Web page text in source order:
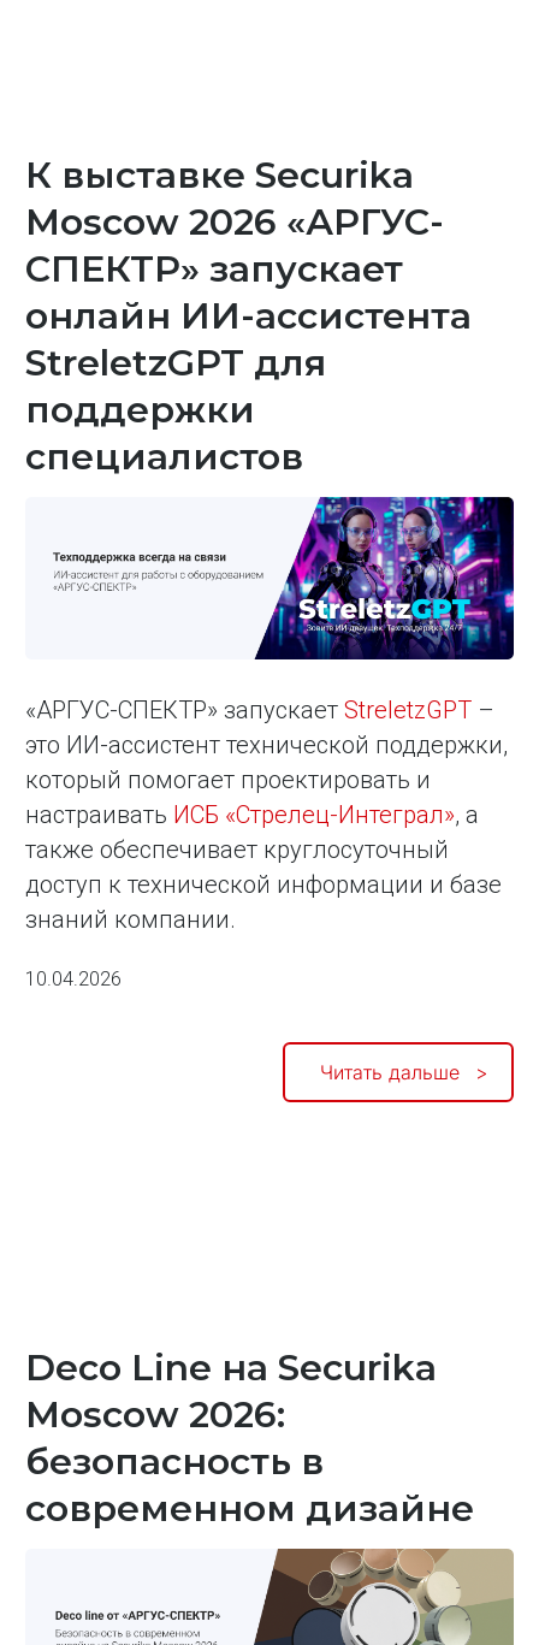
К выставке Securika
Moscow 2026 «АРГУС-
СПЕКТР» запускает
онлайн ИИ-ассистента
StreletzGPT для
поддержки
специалистов
«АРГУС-СПЕКТР» запускает StreletzGPT –
это ИИ-ассистент технической поддержки,
который помогает проектировать и
настраивать ИСБ «Стрелец-Интеграл», а
также обеспечивает круглосуточный
доступ к технической информации и базе
знаний компании.
10.04.2026
Читать дальше
Deco Line на Securika
Moscow 2026:
безопасность в
современном дизайне